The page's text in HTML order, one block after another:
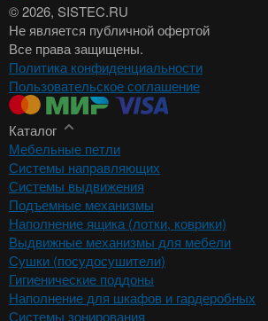
© 2026, SISTEC.RU
Не является публичной офертой
Все права защищены.
Политика конфиденциальности
Пользовательское соглашение
Каталог
Мебельные петли
Системы направляющих
Системы выдвижения
Подъемные механизмы
Наполнение ящика (лотки, коврики)
Выдвижные механизмы для мебели
Сушки (посудосушители)
Гигиенические поддоны
Наполнение для шкафов и гардеробных
Системы зонирования